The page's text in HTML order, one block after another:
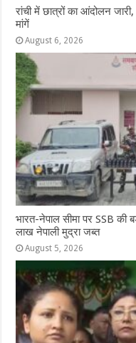
रांची में छात्रों का आंदोलन
मांगें
August 6, 2026
भारत-नेपाल सीमा पर SSB की
लाख नेपाली मुद्रा जब्त
August 5, 2026